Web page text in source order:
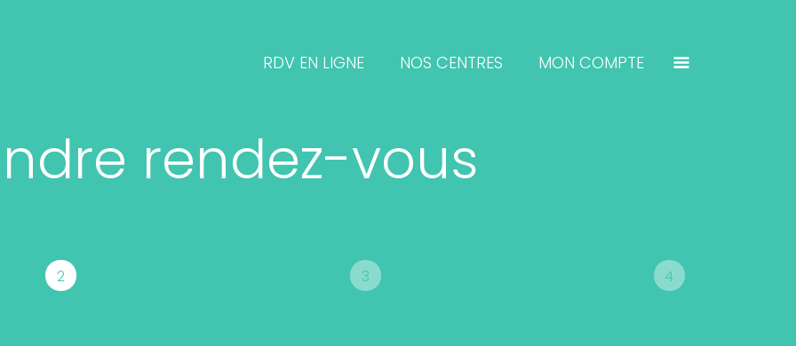
RDV EN LIGNE NOS CENTRES MON COMPTE
rendez-vous
2 3 4